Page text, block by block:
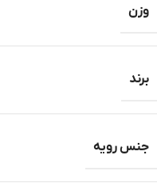
وزن
برند
جنس رویه